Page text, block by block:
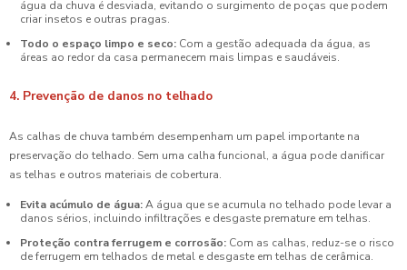
água da chuva é desviada, evitando o surgimento de poças que podem
criar insetos e outras pragas.
Todo o espaço limpo e seco: Com a gestão adequada da água, as
áreas ao redor da casa permanecem mais limpas e saudáveis.
4. Prevenção de danos no telhado
As calhas de chuva também desempenham um papel importante na
preservação do telhado. Sem uma calha funcional, a água pode danificar
as telhas e outros materiais de cobertura.
Evita acúmulo de água:A água que se acumula no telhado pode levar a
danos sérios, incluindo infiltrações e desgaste premature em telhas.
Proteção contra ferrugem e corrosão: Com as calhas, reduz-se o risco
de ferrugem em telhados de metal e desgaste em telhas de cerâmica.